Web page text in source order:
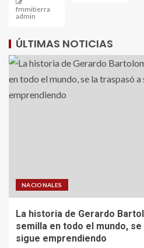
fmmitierra
admin
ÚLTIMAS NOTICIAS
NACIONALES
La historia de Gerardo
semilla en todo el mundo,
sigue emprendiendo